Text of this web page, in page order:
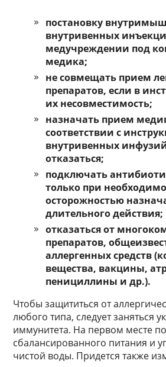
постановку
внутривенных
медучреждении под
медика;
не совмещать прием
препаратов, если в
их несовместимость;
назначать прием
соответствии с
внутривенных
отказаться;
подключать
только при
осторожностью
длительного действия;
отказаться от
препаратов,
аллергенных средств
вещества, вакцины,
пенициллины и др.).
Чтобы защититься от
любого типа, следует заняться
иммунитета. На первом месте
сбалансированного питания и
чистой воды. Придется также